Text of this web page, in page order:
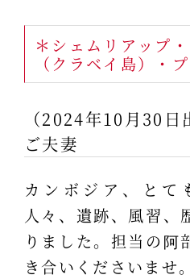
＊シェムリアップ
（クラベイ島）・
（2024年10月30
ご夫妻
カンボジア、とて
人々、遺跡、風習
りました。担当の阿
き合いくださいませ。